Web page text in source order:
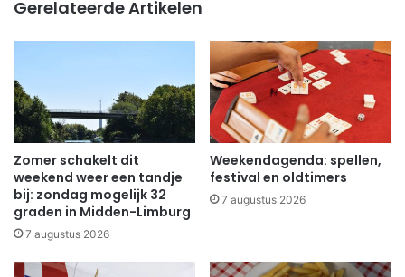
Gerelateerde Artikelen
Zomer schakelt dit
weekend weer een tandje
bij: zondag mogelijk 32
graden in Midden-Limburg
7 augustus 2026
Weekendagenda: spellen,
festival en oldtimers
7 augustus 2026